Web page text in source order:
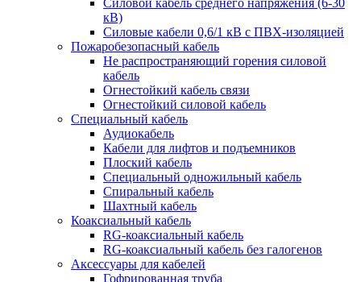
Силовой кабель среднего напряжения (6-30
кВ)
Силовые кабели 0,6/1 кВ с ПВХ-изоляцией
Пожаробезопасный кабель
Не распространяющий горения силовой
кабель
Огнестойкий кабель связи
Огнестойкий силовой кабель
Специальный кабель
Аудиокабель
Кабели для лифтов и подъемников
Плоский кабель
Специальный одножильный кабель
Спиральный кабель
Шахтный кабель
Коаксиальный кабель
RG-коаксиальный кабель
RG-коаксиальный кабель без галогенов
Аксессуары для кабелей
Гофрированная труба